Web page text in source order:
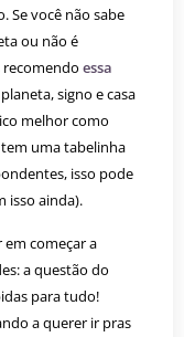
Se você não sabe
ou não é
recomendo essa
signo e casa
melhor como
uma tabelinha
isso pode
isso ainda).
em começar a
a questão do
para tudo!
a querer ir pras